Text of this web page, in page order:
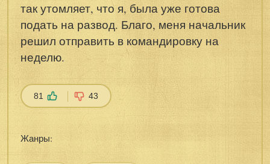
так утомляет, что я, была уже готова
подать на развод. Благо, меня начальник
решил отправить в командировку на
неделю.
81 43
Жанры: